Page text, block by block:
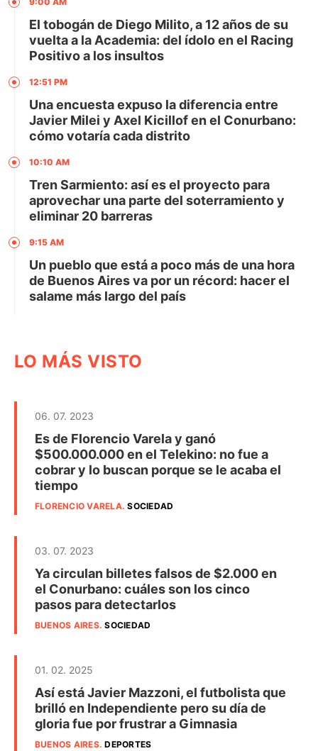
El tobogán de Diego Milito, a 12 años de su
vuelta a la Academia: del ídolo en el Racing
Positivo a los insultos
12:51 PM
Una encuesta expuso la diferencia entre
Javier Milei y Axel Kicillof en el Conurbano:
cómo votaría cada distrito
10:10 AM
Tren Sarmiento: así es el proyecto para
aprovechar una parte del soterramiento y
eliminar 20 barreras
9:15 AM
Un pueblo que está a poco más de una hora
de Buenos Aires va por un récord: hacer el
salame más largo del país
LO MÁS VISTO
06. 07. 2023
Es de Florencio Varela y ganó
$500.000.000 en el Telekino: no fue a
cobrar y lo buscan porque se le acaba el
tiempo
FLORENCIO VARELA.SOCIEDAD
03. 07. 2023
Ya circulan billetes falsos de $2.000 en
el Conurbano: cuáles son los cinco
pasos para detectarlos
BUENOS AIRES.SOCIEDAD
01. 02. 2025
Así está Javier Mazzoni, el futbolista que
brilló en Independiente pero su día de
gloria fue por frustrar a Gimnasia
BUENOS AIRES.DEPORTES